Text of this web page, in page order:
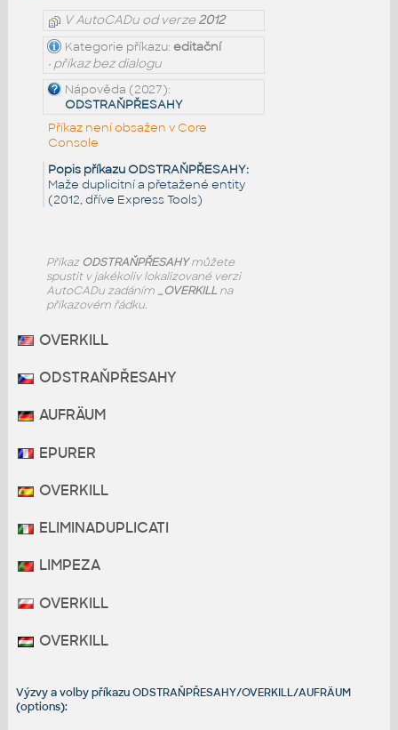
V AutoCADu od verze2012
Kategorie příkazu: editační
• příkaz bez dialogu
Nápověda (2027):
ODSTRAŇPŘESAHY
Příkaz není obsažen v Core
Console
Popis příkazu ODSTRAŇPŘESAHY:
Maže duplicitní a přetažené entity
(2012, dříve Express Tools)
Příkaz ODSTRAŇPŘESAHYmůžete
spustit v jakékoliv lokalizované verzi
AutoCADu zadáním _OVERKILLna
příkazovém řádku.
OVERKILL
ODSTRAŇPŘESAHY
AUFRÄUM
EPURER
OVERKILL
ELIMINADUPLICATI
LIMPEZA
OVERKILL
OVERKILL
Výzvy a volby příkazu ODSTRAŇPŘESAHY/OVERKILL/AUFRÄUM
(options):